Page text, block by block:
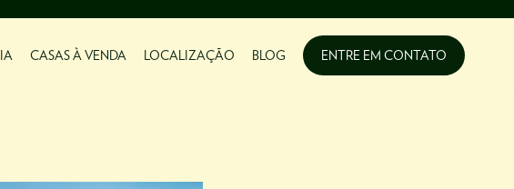
CASAS À VENDA LOCALIZAÇÃO BLOG ENTRE EM CONTATO